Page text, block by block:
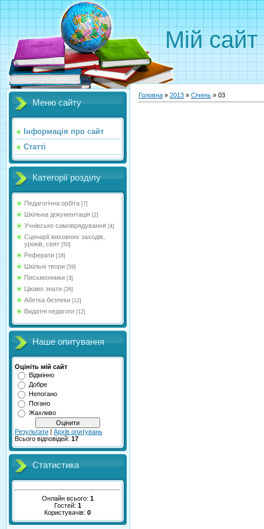
Мій сайт
Меню сайту
Інформація про сайт
Статті
Категорії розділу
Педагогічна орбіта [7]
Шкільна документація [2]
Учнівське самоврядування [4]
Сценарії виховних заходів,
уроків, свят [50]
Реферати [18]
Шкільні твори [59]
Письменники [3]
Цікаво знати [26]
Абетка безпеки [12]
Видатні педагоги [12]
Наше опитування
Оцініть мій сайт
Відмінно
Добре
Непогано
Погано
Жахливо
Результати | Архів опитувань
Всього відповідей: 17
Статистика
Онлайн всього: 1
Гостей: 1
Користувачів:0
Головна » 2013 » Січень » 03